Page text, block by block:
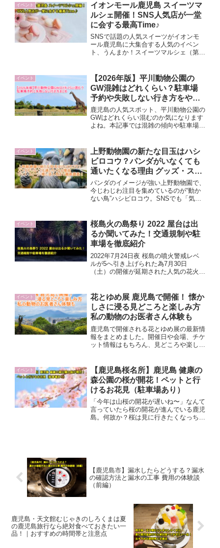
イベント
イオンモール鹿児島 スイーツマ
ルシェ開催！SNS人気店が一堂
に会する最高Time♪
SNSで話題の人気スイーツがイオンモ
ール鹿児島に大集合する人気のイベン
ト、うんまか！スイーツマルシェ（第2
スイーツが、あちこち回らなくても食べ
られちゃう、嬉しい企画♪どんなお店が
出店するのか？情報を集めてみました
よ。
イベント
【2026年版】平川動物公園の
GW混雑はどれくらい？駐車場
予約や失敗しない行き方をやさ
しく解説
鹿児島の人気スポット、平川動物公園の
GWはどれくらい混むのか気になります
よね。本記事では混雑の傾向や駐車場の
安心してお出かけできるヒントをまとめ
ています。
イベント
上野動物園の新たな目玉はハシ
ビロコウ？パンダがいなくても
通いたくなる理由 グッズ・スイ
ーツ・推し活人気まで徹底調
査！
パンダのイメージが強い上野動物園で、
今じわじわ注目を集めているのが“動か
ない鳥”ハシビロコウ。SNSでも「気づ
す。なぜ今ハシビロコウがここまで人を
惹きつけているのか、その魅力をまとめ
ました。
イベント
桜島火の島祭り 2022 屋台は出
るか聞いてみた！交通規制や駐
車場を徹底紹介
2022年7月24日夜 桜島の噴火警戒レベ
ルが5へ引き上げられた為7月30日
（土）の開催が延期された人気の花火大
たい情報を集める中で屋台についてはど
こにも情報が載っていなかったので実際
に鹿児島市の観光振興課？に電話をして
聞いてみましたよ〜。
イベント
花とゆめ展 鹿児島で開催！ 懐か
しさに浸る見どころと楽しみ方
私の動物のお医者さん体験も
鹿児島で開催される花とゆめ展の最新情
報をまとめました。開催日や会場、チケ
ット情報はもちろん、見どころや楽しみ
思い出せる特別な展示。初めての方でも
安心して楽しめるポイントも紹介してい
ます。
イベント
【鹿児島桜名所】鹿児島 健康の
森公園の桜が開花！ペットと行
けるお花見（駐車場あり）
「今年は山桜の開花が遅いね〜」なんて
言っていたら桜の開花が進んでいる鹿児
島。何故か？桜は見に行きたくなっちゃ
【鹿児島市】漏水したらどうする？漏水
の確認方法と漏水の工事 費用の体験談
（前編）
鹿児島・天文館むじゃきのしろくまは夏
の鹿児島旅行なら絶対食べておきたい一
品！｜おすすめの時間帯と注意点